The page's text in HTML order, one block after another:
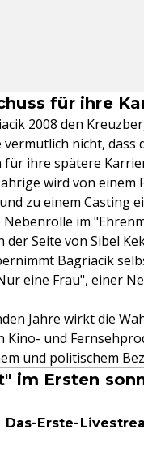
für ihre
2008 den
nicht, dass
für ihre spätere
wird von einem
zu einem Casting
im
der Seite von Sibel
Bagriacik
eine Frau", einer
Jahre wirkt die
Kino- und
und politischem
im Ersten
Erste-